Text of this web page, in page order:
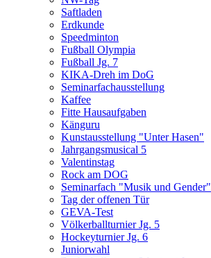
Saftladen
Erdkunde
Speedminton
Fußball Olympia
Fußball Jg. 7
KIKA-Dreh im DoG
Seminarfachausstellung
Kaffee
Fitte Hausaufgaben
Känguru
Kunstausstellung "Unter Hasen"
Jahrgangsmusical 5
Valentinstag
Rock am DOG
Seminarfach "Musik und Gender"
Tag der offenen Tür
GEVA-Test
Völkerballturnier Jg. 5
Hockeyturnier Jg. 6
Juniorwahl